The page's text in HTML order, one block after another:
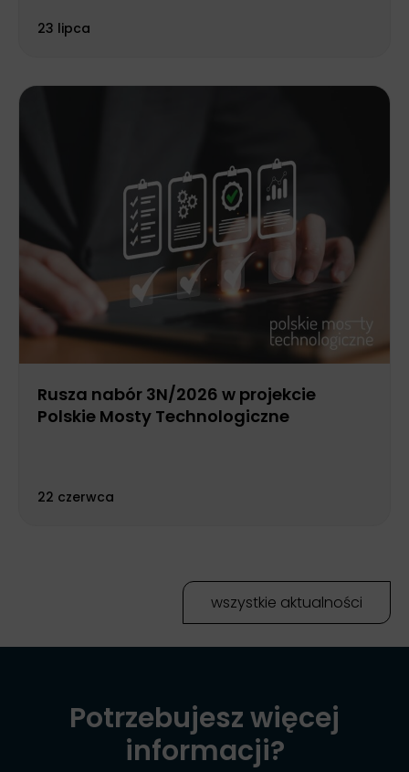
23 lipca
Rusza nabór 3N/2026 w projekcie
Polskie Mosty Technologiczne
22 czerwca
wszystkie aktualności
Potrzebujesz więcej
informacji?